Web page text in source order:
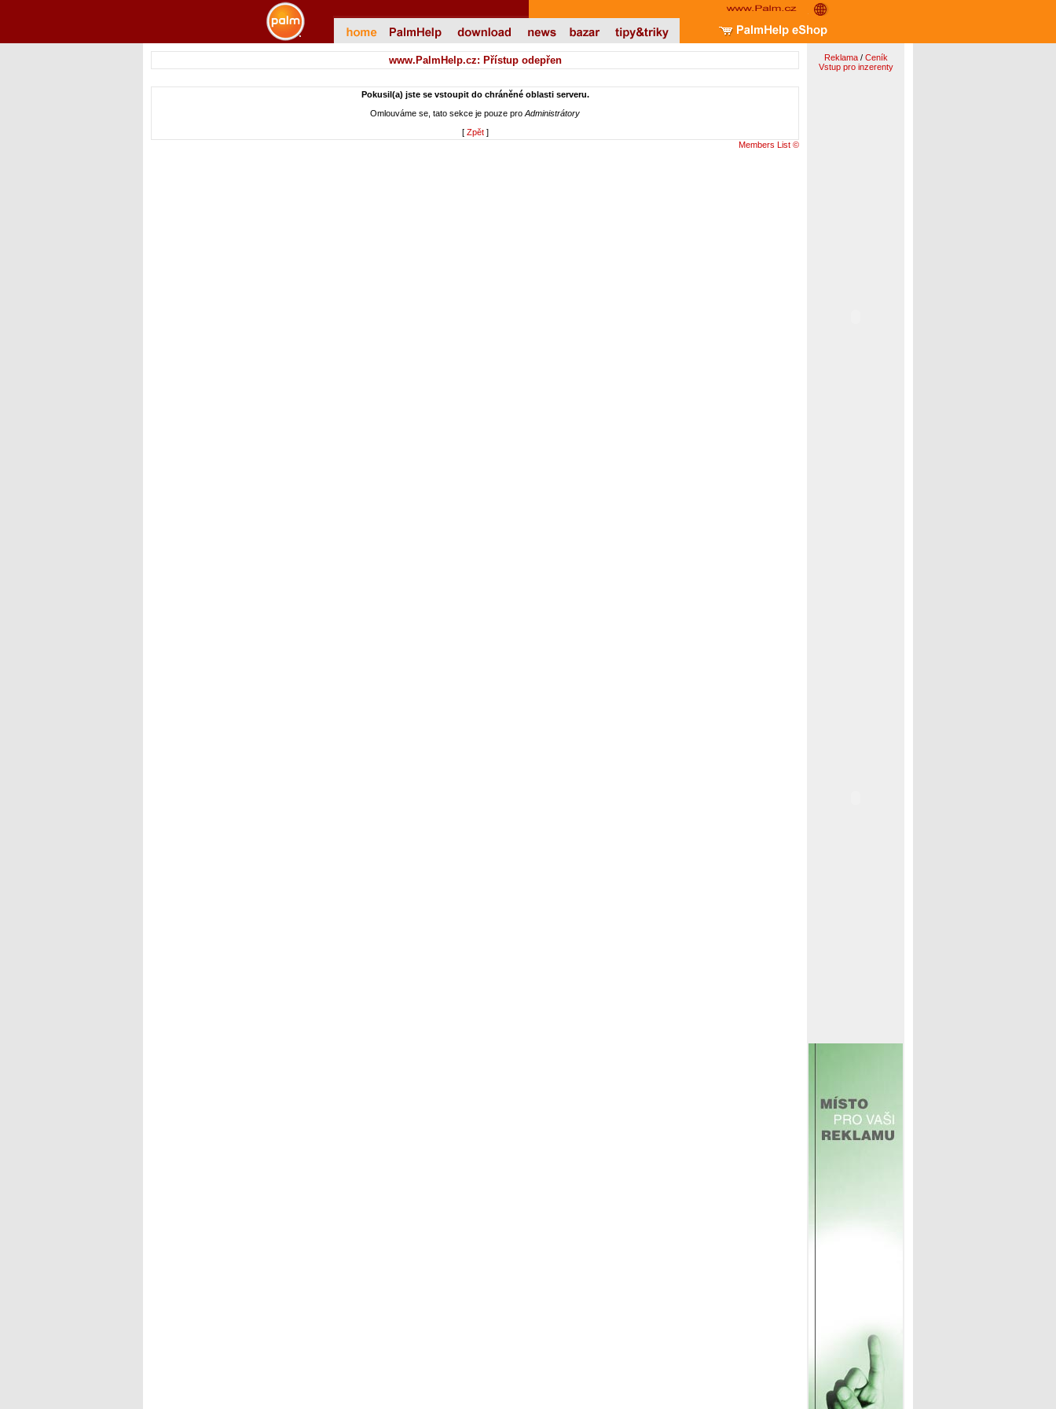
www.PalmHelp.cz: Přístup odepřen
Pokusil(a) jste se vstoupit do chráněné oblasti serveru.
Omlouváme se, tato sekce je pouze pro Administrátory
[ Zpět]
Members List ©
Reklama/ Ceník
Vstup pro inzerenty